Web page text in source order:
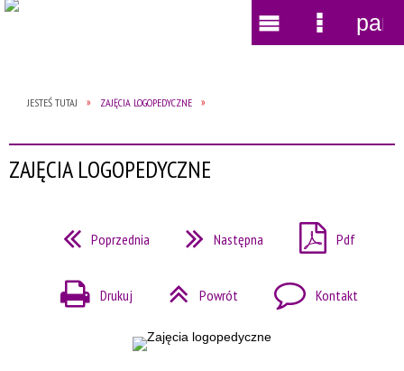
JESTEŚ TUTAJ ZAJĘCIA LOGOPEDYCZNE
ZAJĘCIA LOGOPEDYCZNE
Poprzednia Następna Pdf
Drukuj Powrót Kontakt
Wyszukiwarka
Narzędzia
MenuMenu